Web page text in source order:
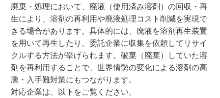
廃棄・処理において、廃液（使用済み溶剤）の回収・再
生により、溶剤の再利用や廃液処理コスト削減を実現で
きる場合があります。具体的には、廃液を溶剤再生装置
を用いて再生したり、委託企業に収集を依頼してリサイ
クルする方法が挙げられます。破棄（廃棄）していた溶
剤を再利用することで、世界情勢の変化による溶剤の高
騰・入手難対策にもつながります。
対応企業は、以下をご覧ください。